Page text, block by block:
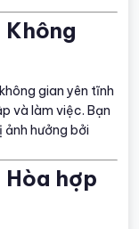
Không
gian yên tĩnh
và làm việc. Bạn
hưởng bởi
Hòa hợp